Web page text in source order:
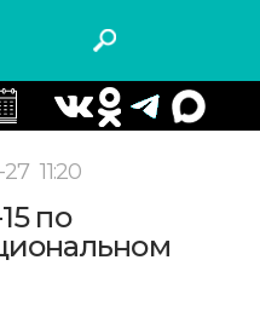
27 11:20
по